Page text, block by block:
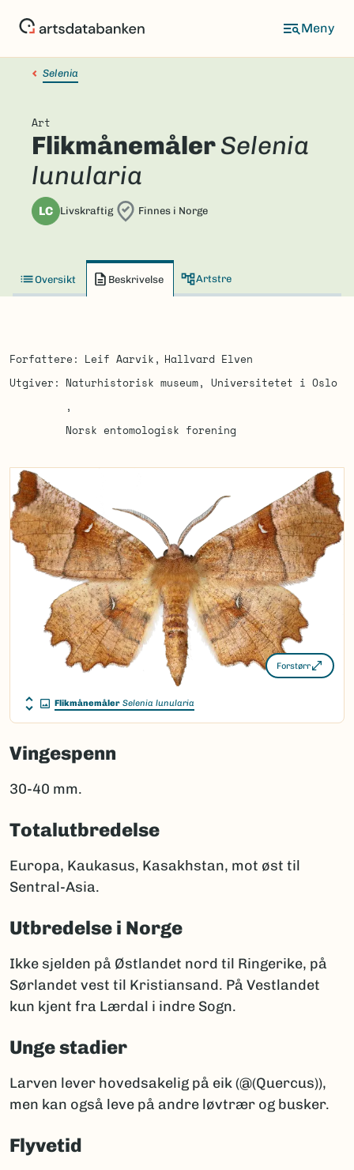
Selenia
Art
FlikmånemålerSelenia
lunularia
LC Livskraftig Finnes i Norge
Oversikt Beskrivelse Artstre
Forfattere Leif Aarvik
Hallvard Elven
Utgiver
Naturhistorisk museum, Universitetet i Oslo
Norsk entomologisk forening
Forstørr
Flikmånemåler Selenia lunularia
Vingespenn
30-40 mm.
Totalutbredelse
Europa, Kaukasus, Kasakhstan, mot øst til
Sentral-Asia.
Utbredelse i Norge
Ikke sjelden på Østlandet nord til Ringerike, på
Sørlandet vest til Kristiansand. På Vestlandet
kun kjent fra Lærdal i indre Sogn.
Unge stadier
Larven lever hovedsakelig på eik (@(Quercus)),
men kan også leve på andre løvtrær og busker.
Flyvetid